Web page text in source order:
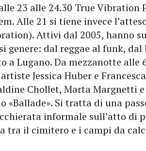
23 alle 24.30 True Vibration
Alle 21 si tiene invece
Attivi dal 2005, hanno
genere: dal reggae al funk,
a Lugano. Da mezzanotte alle
Jessica Huber e
Chollet, Marta Margnetti
«Ballade». Si tratta di una
informale sull’atto di
tra il cimitero e i campi da